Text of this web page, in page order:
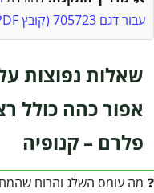
עבור דגם 705723 (קובץ PDF) לחצו כאן
פלרם – קנופיה
❓ מה עומס השלג והרוח